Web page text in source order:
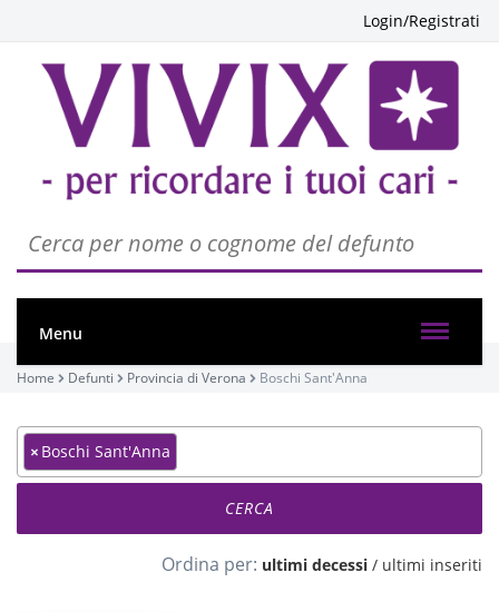
Login/Registrati
Menu
Home Defunti Provincia di Verona Boschi Sant'Anna
× Boschi Sant'Anna
Ordina per: ultimi decessi / ultimi inseriti